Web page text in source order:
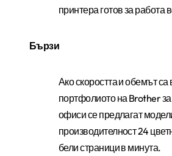
принтера готов за работа
Бързи
Ако скоростта и обемът
портфолиото на Brother
офиси се предлагат
производителност 24
бели страници в минута.